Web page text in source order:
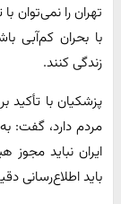
تهران را نمی‌توان
با بحران کم‌آبی
زندگی کنند.
پزشکیان با تأکید
مردم دارد، گفت:
ایران نباید
باید اطلاع‌رسانی